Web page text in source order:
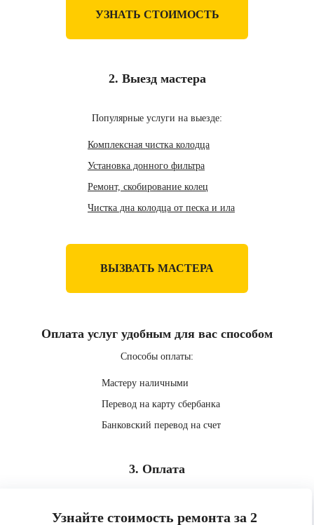
УЗНАТЬ СТОИМОСТЬ
2. Выезд мастера
Популярные услуги на выезде:
Комплексная чистка колодца
Установка донного фильтра
Ремонт, скобирование колец
Чистка дна колодца от песка и ила
ВЫЗВАТЬ МАСТЕРА
3. Оплата
Узнайте стоимость ремонта за 2
Оплата услуг удобным для вас способом
Способы оплаты:
Мастеру наличными
Перевод на карту сбербанка
Банковский перевод на счет